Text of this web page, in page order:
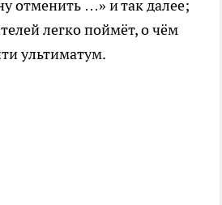
отменить …» и так далее;
легко поймёт, о чём
ультиматум.